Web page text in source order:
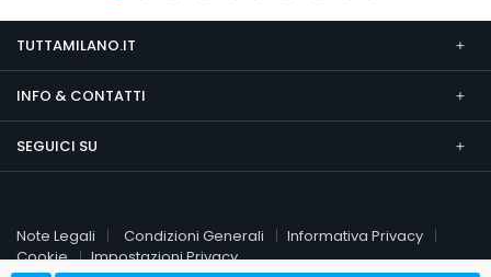
TUTTAMILANO.IT
INFO & CONTATTI
SEGUICI SU
Note Legali Condizioni Generali
Informativa Privacy
Cookie
Impostazioni Privacy